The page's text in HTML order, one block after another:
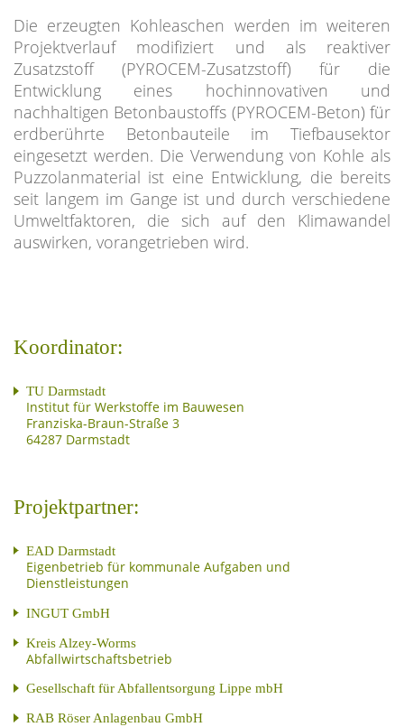
Die erzeugten Kohleaschen werden im weiteren
Projektverlauf modifiziert und als reaktiver
Zusatzstoff (PYROCEM-Zusatzstoff) für die
Entwicklung eines hochinnovativen und
nachhaltigen Betonbaustoffs (PYROCEM-Beton) für
erdberührte Betonbauteile im Tiefbausektor
eingesetzt werden. Die Verwendung von Kohle als
Puzzolanmaterial ist eine Entwicklung, die bereits
seit langem im Gange ist und durch verschiedene
Umweltfaktoren, die sich auf den Klimawandel
auswirken, vorangetrieben wird.
Koordinator:
TU Darmstadt
Institut für Werkstoffe im Bauwesen
Franziska-Braun-Straße 3
64287 Darmstadt
Projektpartner:
EAD Darmstadt
Eigenbetrieb für kommunale Aufgaben und
Dienstleistungen
INGUT GmbH
Kreis Alzey-Worms
Abfallwirtschaftsbetrieb
Gesellschaft für Abfallentsorgung Lippe mbH
RAB Röser Anlagenbau GmbH